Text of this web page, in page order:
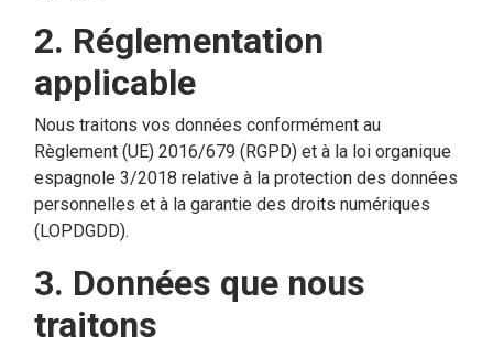
2. Réglementation
applicable
Nous traitons vos données conformément au
Règlement (UE) 2016/679 (RGPD) et à la loi organique
espagnole 3/2018 relative à la protection des données
personnelles et à la garantie des droits numériques
(LOPDGDD).
3. Données que nous
traitons